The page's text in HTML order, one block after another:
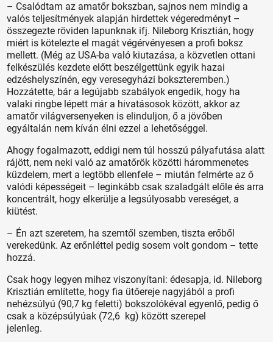
– Csalódtam az amatőr bokszban, sajnos nem mindig a
valós teljesítmények alapján hirdettek végeredményt –
összegezte röviden lapunknak ifj. Nileborg Krisztián, hogy
miért is kötelezte el magát végérvényesen a profi boksz
mellett. (Még az USA-ba való kiutazása, a közvetlen ottani
felkészülés kezdete előtt beszélgettünk egyik hazai
edzéshelyszínén, egy veresegyházi bokszteremben.)
Hozzátette, bár a legújabb szabályok engedik, hogy ha
valaki ringbe lépett már a hivatásosok között, akkor az
amatőr világversenyeken is elinduljon, ő a jövőben
egyáltalán nem kíván élni ezzel a lehetőséggel.
Ahogy fogalmazott, eddigi nem túl hosszú pályafutása alatt
rájött, nem neki való az amatőrök közötti hárommenetes
küzdelem, mert a legtöbb ellenfele – miután felmérte az ő
valódi képességeit – leginkább csak szaladgált előle és arra
koncentrált, hogy elkerülje a legsúlyosabb vereséget, a
kiütést.
– Én azt szeretem, ha szemtől szemben, tiszta erőből
verekedünk. Az erőnléttel pedig sosem volt gondom – tette
hozzá.
Csak hogy legyen mihez viszonyítani: édesapja, id. Nileborg
Krisztián említette, hogy fia ütőereje nagyjából a profi
nehézsúlyú (90,7 kg feletti) bokszolókéval egyenlő, pedig ő
csak a középsúlyúak (72,6 kg) között szerepel
jelenleg.